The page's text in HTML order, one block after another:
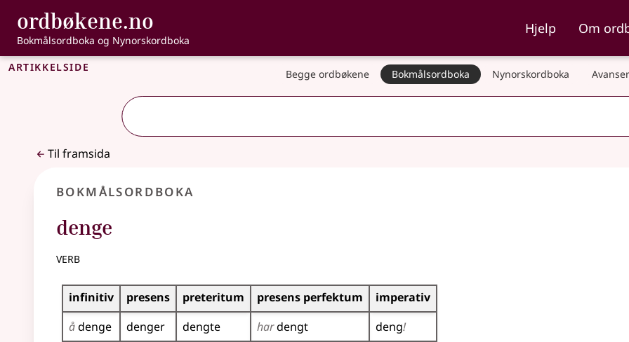
Gå til hovudinnhald
Tilgjenge
ordbøkene.no , Bokmålsordboka og Nynorskordboka
Bokmålsordboka og Nynorskordboka
Hjelp Om
Artikkelside Begge ordbøkene Bokmålsordboka Nynorskordboka
Til framsida
Bokmålsordboka
denge
verb
Bøyingstabell for dette verbet
infinitiv presens preteritum presens perfektum
imperativ
ådenge denger dengte hardengt deng!